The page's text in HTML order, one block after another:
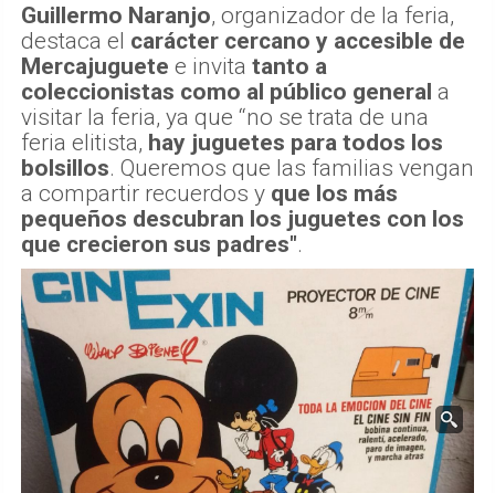
Guillermo Naranjo, organizador de la feria,
destaca el carácter cercano y accesible de
Mercajuguete e invita tanto a
coleccionistas como al público general a
visitar la feria, ya que “no se trata de una
feria elitista, hay juguetes para todos los
bolsillos. Queremos que las familias vengan
a compartir recuerdos y que los más
pequeños descubran los juguetes con los
que crecieron sus padres".